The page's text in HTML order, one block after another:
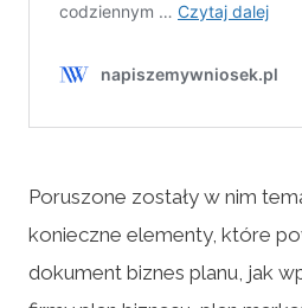
Poruszone zostały w nim
konieczne elementy, które
dokument biznes planu, jak